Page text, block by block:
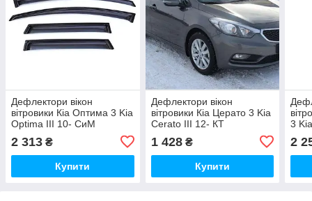
Дефлектори вікон
вітровики Кіа Оптима 3 Kia
Optima III 10- СиМ
2 313 ₴
Купити
Дефлектори вікон
вітровики Кіа Церато 3 Kia
Cerato III 12- КТ
1 428₴
Купити
3
2